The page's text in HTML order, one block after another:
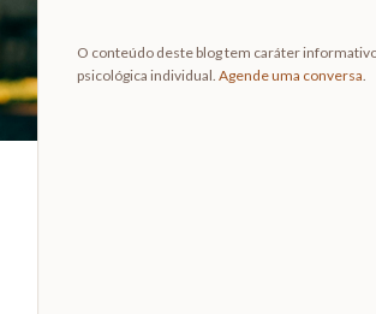
O conteúdo deste blog tem caráter
psicológica individual. Agende uma conversa.